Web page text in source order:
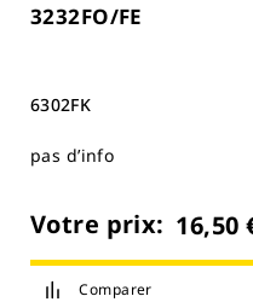
3232FO/FE
6302FK
pas d’info
Votre prix: 16,50
Comparer